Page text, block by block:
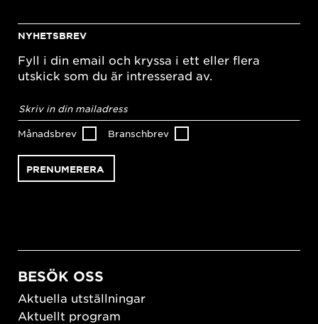
NYHETSBREV
Fyll i din email och kryssa i ett eller flera
utskick som du är intresserad av.
postadress*
Månadsbrev Branschbrev
BESÖK OSS
Aktuella utställningar
Aktuellt program